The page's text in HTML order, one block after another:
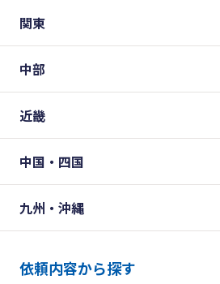
関東
中部
近畿
中国・四国
九州・沖縄
依頼内容から探す